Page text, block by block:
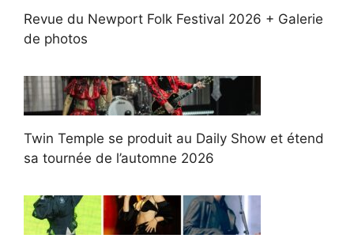
Revue du Newport Folk Festival 2026 + Galerie
de photos
Twin Temple se produit au Daily Show et étend
sa tournée de l’automne 2026